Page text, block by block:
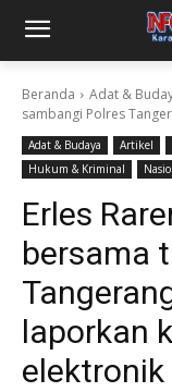
Beranda Adat &
sambangi Polres
Adat & Budaya Artikel
Hukum & Kriminal
Erles
bersama
laporkan
elektronik